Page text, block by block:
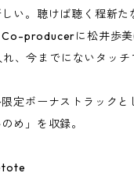
い。聴けば聴く程新た
Co-producerに松井歩美
、今までにないタッチ
定ボーナストラックと
め」を収録。